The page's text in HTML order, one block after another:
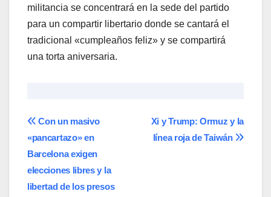
militancia se concentrará en la sede del partido
para un compartir libertario donde se cantará el
tradicional «cumpleaños feliz» y se compartirá
una torta aniversaria.
Navegación
de
entradas
Xi y Trump: Ormuz y la
línea roja de Taiwán
Con un masivo
«pancartazo» en
Barcelona exigen
elecciones libres y la
libertad de los presos